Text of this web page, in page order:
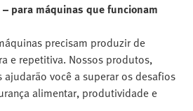
para máquinas que funcionam
precisam produzir de
e repetitiva. Nossos produtos,
você a superar os desafios
alimentar, produtividade e